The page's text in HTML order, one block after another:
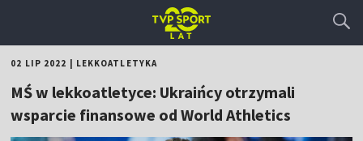
02 LIP 2022 LEKKOATLETYKA
MŚ w lekkoatletyce: Ukraińcy otrzymali
wsparcie finansowe od World Athletics